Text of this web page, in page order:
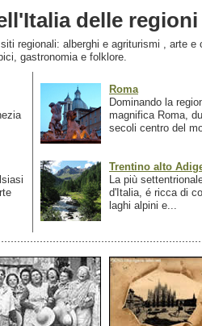
delle regioni
regionali: alberghi e agriturismi , arte e
gastronomia e folklore.
Roma
Dominando la
magnifica Roma,
secoli centro del
Trentino alto
La più
d'Italia, é ricca di
laghi alpini e...